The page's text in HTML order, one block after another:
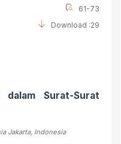
61-73
Download :29
dalam Surat-Surat
Jakarta, Indonesia